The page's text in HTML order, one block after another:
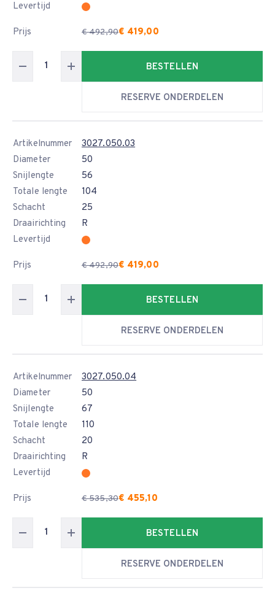
Levertijd
Prijs € 492,90€ 419,00
BESTELLEN
RESERVE ONDERDELEN
Artikelnummer
3027.050.03
Diameter
50
Snijlengte
56
Totale lengte
104
Schacht
25
Draairichting
R
Levertijd
Prijs € 492,90€ 419,00
BESTELLEN
RESERVE ONDERDELEN
Artikelnummer
3027.050.04
Diameter
50
Snijlengte
67
Totale lengte
110
Schacht
20
Draairichting
R
Levertijd
Prijs € 535,30€ 455,10
BESTELLEN
RESERVE ONDERDELEN